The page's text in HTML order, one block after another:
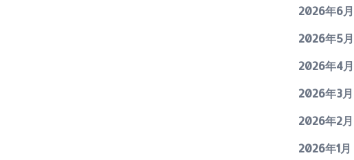
2026年6月
2026年5月
2026年4月
2026年3月
2026年2月
2026年1月